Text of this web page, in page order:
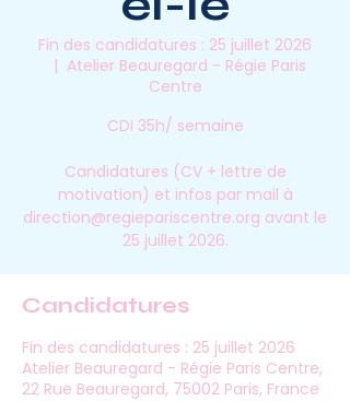
Fin des candidatures : 25 juillet 2026
  |
Atelier Beauregard - Régie Paris
Centre
CDI 35h/ semaine
Candidatures (CV + lettre de
motivation) et infos par mail à
direction@regiepariscentre.org avant le
25 juillet 2026.
Candidatures
Fin des candidatures : 25 juillet 2026
Atelier Beauregard - Régie Paris Centre,
22 Rue Beauregard, 75002 Paris, France